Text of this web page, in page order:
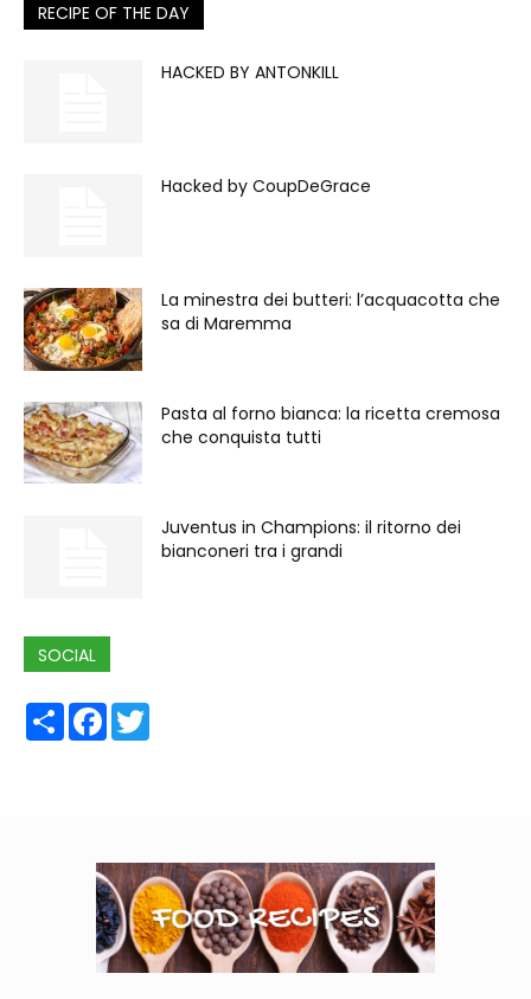
RECIPE OF THE DAY
HACKED BY ANTONKILL
Hacked by CoupDeGrace
La minestra dei butteri: l’acquacotta che
sa di Maremma
Pasta al forno bianca: la ricetta cremosa
che conquista tutti
Juventus in Champions: il ritorno dei
bianconeri tra i grandi
SOCIAL
ShareFacebook